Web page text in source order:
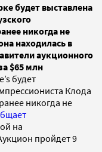
будет выставлена
никогда не
находилась в
аукционного
$65 млн
будет
Клода
никогда не
на
пройдет 9